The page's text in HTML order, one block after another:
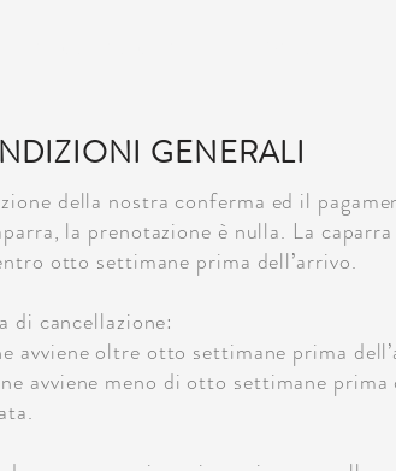
GENERALI
della nostra conferma ed il
la prenotazione è nulla. La
otto settimane prima dell’arrivo.
di cancellazione:
avviene oltre otto settimane prima
avviene meno di otto settimane prima